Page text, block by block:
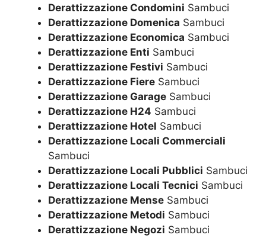
Derattizzazione Condomini Sambuci
Derattizzazione Domenica Sambuci
Derattizzazione Economica Sambuci
Derattizzazione Enti Sambuci
Derattizzazione Festivi Sambuci
Derattizzazione Fiere Sambuci
Derattizzazione Garage Sambuci
Derattizzazione H24 Sambuci
Derattizzazione Hotel Sambuci
Derattizzazione Locali Commerciali
Sambuci
Derattizzazione Locali Pubblici Sambuci
Derattizzazione Locali Tecnici Sambuci
Derattizzazione Mense Sambuci
Derattizzazione Metodi Sambuci
Derattizzazione Negozi Sambuci